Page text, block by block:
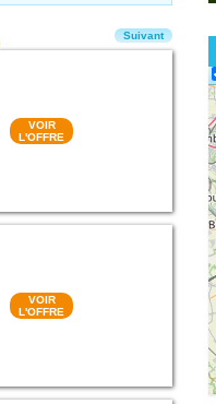
VOIR
L'OFFRE
VOIR
L'OFFRE
Suivant